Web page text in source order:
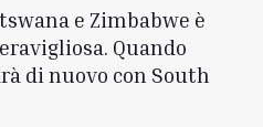
e Zimbabwe è
Quando
di nuovo con South